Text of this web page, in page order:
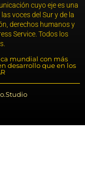
cuyo eje es una
voces del Sur y de la
derechos humanos y
Service. Todos los
mundial con más
desarrollo que en los